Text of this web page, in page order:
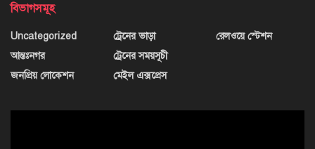
বিভাগসমূহ
Uncategorized
আন্তঃনগর
জনপ্রিয় লোকেশন
ট্রেনের ভাড়া
ট্রেনের সময়সূচী
মেইল এক্সপ্রেস
রেলওয়ে স্টেশন